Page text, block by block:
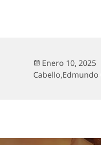
Publicado
el
Enero 10, 2025
Cabello,Edmundo